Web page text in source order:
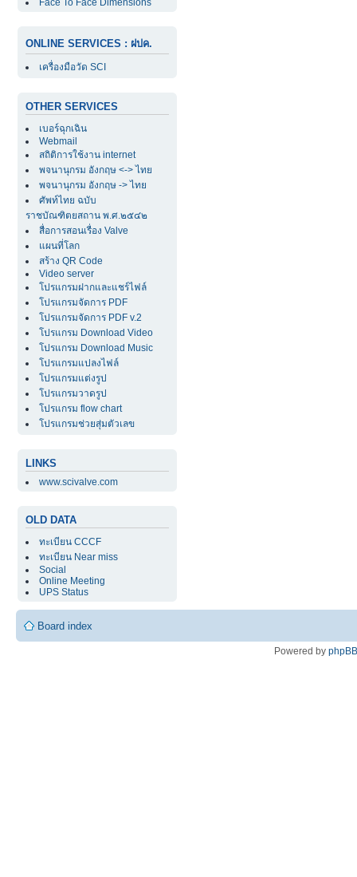
Face To Face Dimensions
ONLINE SERVICES : ฝปค.
เครื่องมือวัด SCI
OTHER SERVICES
เบอร์ฉุกเฉิน
Webmail
สถิติการใช้งาน internet
พจนานุกรม อังกฤษ <-> ไทย
พจนานุกรม อังกฤษ -> ไทย
ศัพท์ไทย ฉบับ
ราชบัณฑิตยสถาน พ.ศ.๒๕๔๒
สื่อการสอนเรื่อง Valve
แผนที่โลก
สร้าง QR Code
Video server
โปรแกรมฝากและแชร์ไฟล์
โปรแกรมจัดการ PDF
โปรแกรมจัดการ PDF v.2
โปรแกรม Download Video
โปรแกรม Download Music
โปรแกรมแปลงไฟล์
โปรแกรมแต่งรูป
โปรแกรมวาดรูป
โปรแกรม flow chart
โปรแกรมช่วยสุ่มตัวเลข
LINKS
www.scivalve.com
OLD DATA
ทะเบียน CCCF
ทะเบียน Near miss
Social
Online Meeting
UPS Status
Board index
Powered by phpBB